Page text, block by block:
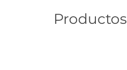
Productos